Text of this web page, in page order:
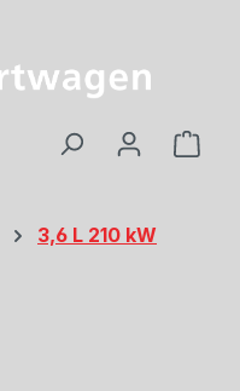
3,6 L 210 kW